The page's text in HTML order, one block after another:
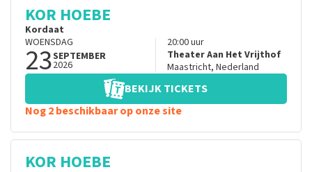
KOR HOEBE
Kordaat
WOENSDAG
23SEPTEMBER
2026
20:00uur
Theater Aan Het Vrijthof
Maastricht, Nederland
BEKIJK TICKETS
Nog 2 beschikbaar op onze site
KOR HOEBE